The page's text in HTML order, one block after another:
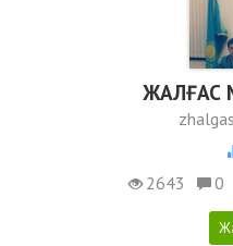
ЖАЛҒАС
2643
0